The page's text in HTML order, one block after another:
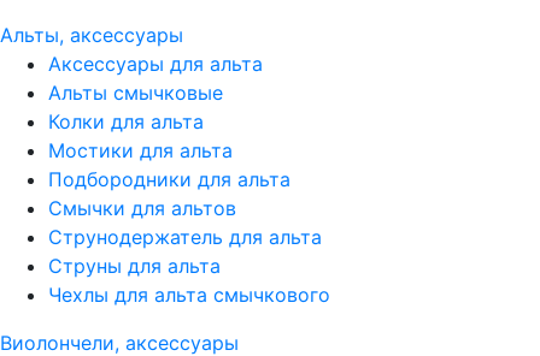
Альты, аксессуары
Аксессуары для альта
Альты смычковые
Колки для альта
Мостики для альта
Подбородники для альта
Смычки для альтов
Струнодержатель для альта
Струны для альта
Чехлы для альта смычкового
Виолончели, аксессуары